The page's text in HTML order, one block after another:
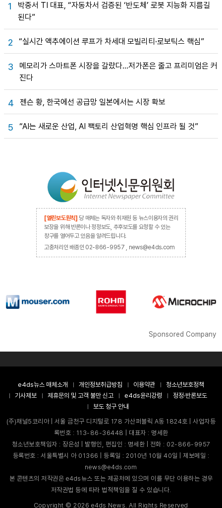
1
박중서 TI 대표, “자동차서 검증된 ‘반도체’ 로봇 지능화 지름길
된다”
2 “실시간 액추에이션 루프가 차세대 모빌리티·로보틱스 핵심”
3
메모리가 스마트폰 시장을 갈랐다…저가폰은 줄고 프리미엄은 커
진다
4 젠슨 황, 한국에선 공급망 일본에서는 시장 확보
5 “AI는 새로운 산업, AI 팩토리 산업혁명 핵심 인프라 될 것”
[열린보도원칙] 당 매체는 독자와 취재원 등 뉴스이용자의 권리
보장을 위해 반론이나 정정보도, 추후보도를 요청할 수 있는
창구를 열어두고 있음을 알려드립니다.
고충처리인 배종인 02-866-9957 , news@e4ds.com
Sponsored Company
e4ds뉴스 매체소개 개인정보취급방침 이용약관
청소년보호정책
기사제보
제휴문의 및 고객 불만 신고 e4ds윤리강령
정정·반론보도
보도 청구 안내
(주)채널5코리아 | 서울 금천구 디지털로 178 가산퍼블릭 A동 1824호 | 사업자등
록번호 : 113-86-36448 | 대표자 : 명세환
청소년보호책임자 : 장은성 | 발행인, 편집인 : 명세환 | 전화 : 02-866-9957
등록번호 : 서울특별시 아 01366 | 등록일 : 2010년 10월 40일 | 제보메일 :
news@e4ds.com
본 콘텐츠의 저작권은 e4ds뉴스 또는 제공처에 있으며 이를 무단 이용하는 경우
저작권법 등에 따라 법적책임을 질 수 있습니다.
Copyright ©2026 e4ds News. All Rights Reserved